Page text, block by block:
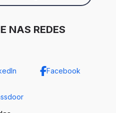
NAS REDES
Facebook